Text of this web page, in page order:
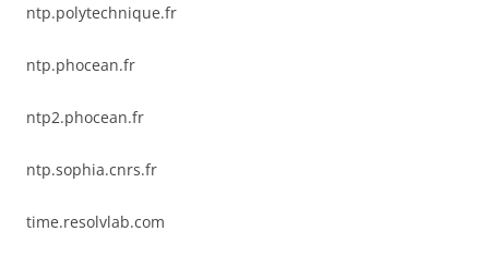
ntp.polytechnique.fr
ntp.phocean.fr
ntp2.phocean.fr
ntp.sophia.cnrs.fr
time.resolvlab.com